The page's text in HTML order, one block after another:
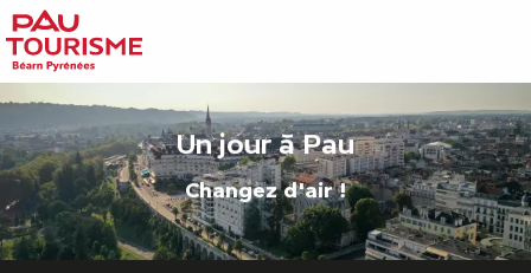
Aller
au
contenu
principal
Un jour à Pau
Changez d'air !